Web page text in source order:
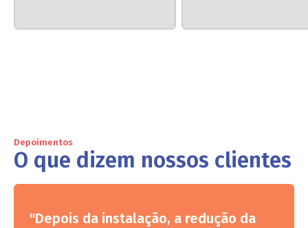
Depoimentos
O que dizem nossos clientes
"Depois da instalação, a redução da